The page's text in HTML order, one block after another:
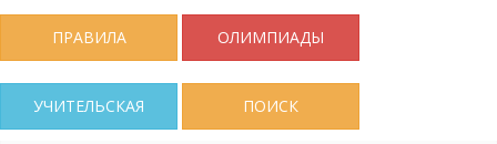
ПРАВИЛА ОЛИМПИАДЫ
УЧИТЕЛЬСКАЯ ПОИСК